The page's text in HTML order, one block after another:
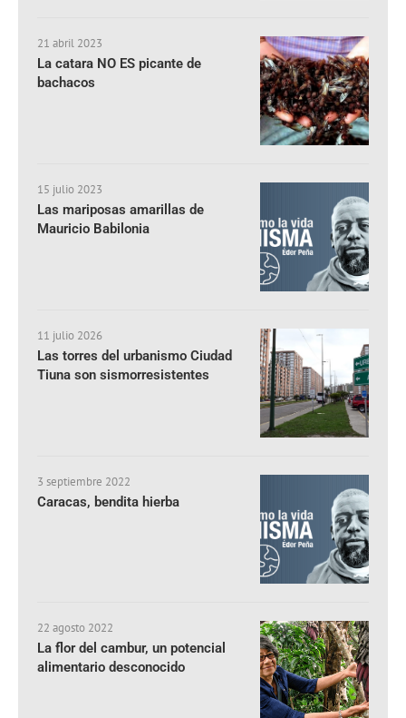
21 abril 2023
La catara NO ES picante de
bachacos
15 julio 2023
Las mariposas amarillas de
Mauricio Babilonia
11 julio 2026
Las torres del urbanismo Ciudad
Tiuna son sismorresistentes
3 septiembre 2022
Caracas, bendita hierba
22 agosto 2022
La flor del cambur, un potencial
alimentario desconocido